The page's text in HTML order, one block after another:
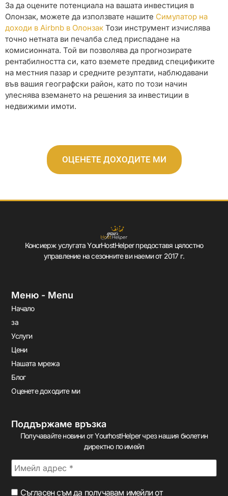
За да оцените потенциала на вашата инвестиция в
Олонзак, можете да използвате нашите Симулатор на
доходи в Airbnb в Олонзак Този инструмент изчислява
точно нетната ви печалба след приспадане на
комисионната. Той ви позволява да прогнозирате
рентабилността си, като вземете предвид спецификите
на местния пазар и средните резултати, наблюдавани
във вашия географски район, като по този начин
улеснява вземането на решения за инвестиции в
недвижими имоти.
ОЦЕНЕТЕ ДОХОДИТЕ МИ
Консиерж услугата YourHostHelper предоставя цялостно
управление на сезонните ви наеми от 2017 г.
Меню - Menu
Начало
за
Услуги
Цени
Нашата мрежа
Блог
Оценете доходите ми
Поддържаме връзка
Получавайте новини от YourhostHelper чрез нашия бюлетин
директно по имейл
Съгласен съм да получавам имейли от